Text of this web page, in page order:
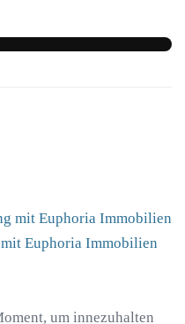
Euphoria Immobilien
um innezuhalten